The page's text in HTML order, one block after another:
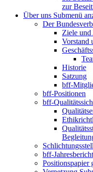
zur
Über uns Submenü
Der
Ziele und
Vorstand
Historie
Satzung
bff-
bff-Positionen
bff-
bff-
Positionspapier